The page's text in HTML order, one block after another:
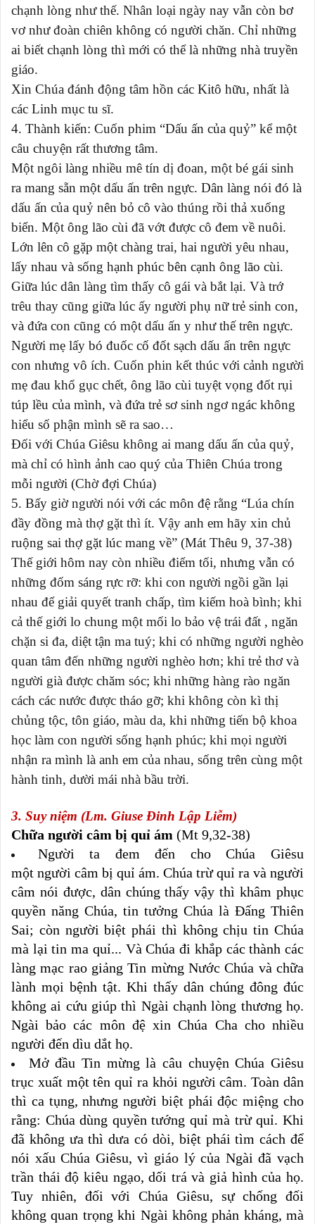
chạnh lòng như thế. Nhân loại ngày nay vẫn còn bơ
vơ như đoàn chiên không có người chăn. Chỉ những
ai biết chạnh lòng thì mới có thể là những nhà truyền
giáo.
Xin Chúa đánh động tâm hồn các Kitô hữu, nhất là
các Linh mục tu sĩ.
4. Thành kiến: Cuốn phim “Dấu ấn của quỷ” kể một
câu chuyện rất thương tâm.
Một ngôi làng nhiều mê tín dị đoan, một bé gái sinh
ra mang sẵn một dấu ấn trên ngực. Dân làng nói đó là
dấu ấn của quỷ nên bỏ cô vào thúng rồi thả xuống
biển. Một ông lão cùi đã vớt được cô đem về nuôi.
Lớn lên cô gặp một chàng trai, hai người yêu nhau,
lấy nhau và sống hạnh phúc bên cạnh ông lão cùi.
Giữa lúc dân làng tìm thấy cô gái và bắt lại. Và trớ
trêu thay cũng giữa lúc ấy người phụ nữ trẻ sinh con,
và đứa con cũng có một dấu ấn y như thế trên ngực.
Người mẹ lấy bó đuốc cố đốt sạch dấu ấn trên ngực
con nhưng vô ích. Cuốn phin kết thúc với cảnh người
mẹ đau khổ gục chết, ông lão cùi tuyệt vọng đốt rụi
túp lều của mình, và đứa trẻ sơ sinh ngơ ngác không
hiểu số phận mình sẽ ra sao…
Đối với Chúa Giêsu không ai mang dấu ấn của quỷ,
mà chỉ có hình ảnh cao quý của Thiên Chúa trong
mỗi người (Chờ đợi Chúa)
5. Bấy giờ người nói với các môn đệ rằng “Lúa chín
đầy đồng mà thợ gặt thì ít. Vậy anh em hãy xin chủ
ruộng sai thợ gặt lúc mang về” (Mát Thêu 9, 37-38)
Thế giới hôm nay còn nhiều điểm tối, nhưng vẫn có
những đốm sáng rực rỡ: khi con người ngồi gần lại
nhau để giải quyết tranh chấp, tìm kiếm hoà bình; khi
cả thế giới lo chung một mối lo bảo vệ trái đất , ngăn
chặn si đa, diệt tận ma tuý; khi có những người nghèo
quan tâm đến những người nghèo hơn; khi trẻ thơ và
người già được chăm sóc; khi những hàng rào ngăn
cách các nước được tháo gỡ; khi không còn kì thị
chủng tộc, tôn giáo, màu da, khi những tiến bộ khoa
học làm con người sống hạnh phúc; khi mọi người
nhận ra mình là anh em của nhau, sống trên cùng một
hành tinh, dười mái nhà bầu trời.
3. Suy niệm (Lm. Giuse Đinh Lập Liễm)
Chữa người câm bị quỉ ám (Mt 9,32-38)
Người ta đem đến cho Chúa Giêsu
một người câm bị quỉ ám. Chúa trừ quỉ ra và người
câm nói được, dân chúng thấy vậy thì khâm phục
quyền năng Chúa, tin tưởng Chúa là Đấng Thiên
Sai; còn người biệt phái thì không chịu tin Chúa
mà lại tin ma quỉ... Và Chúa đi khắp các thành các
làng mạc rao giảng Tin mừng Nước Chúa và chữa
lành mọi bệnh tật. Khi thấy dân chúng đông đúc
không ai cứu giúp thì Ngài chạnh lòng thương họ.
Ngài bảo các môn đệ xin Chúa Cha cho nhiều
người đến dìu dắt họ.
Mở đầu Tin mừng là câu chuyện Chúa Giêsu
trục xuất một tên quỉ ra khỏi người câm. Toàn dân
thì ca tụng, nhưng người biệt phái độc miệng cho
rằng: Chúa dùng quyền tướng quỉ mà trừ quỉ. Khi
đã không ưa thì dưa có dòi, biệt phái tìm cách để
nói xấu Chúa Giêsu, vì giáo lý của Ngài đã vạch
trần thái độ kiêu ngạo, dối trá và giả hình của họ.
Tuy nhiên, đối với Chúa Giêsu, sự chống đối
không quan trọng khi Ngài không phản kháng, mà